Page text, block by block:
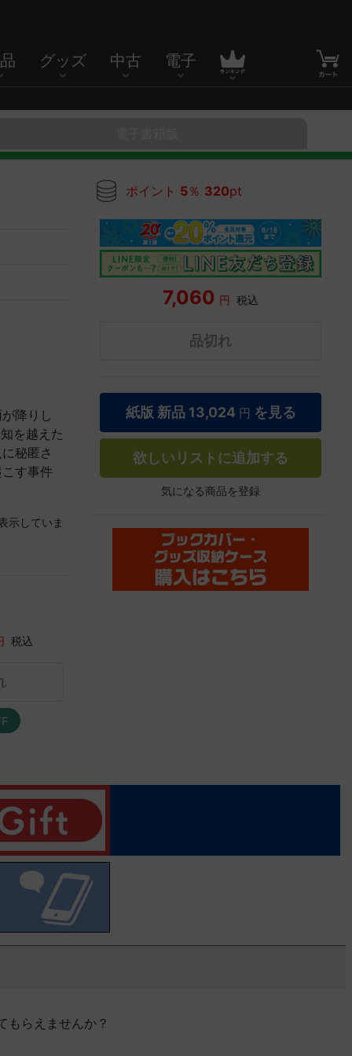
グッズ 中古 電子
降りし
を越えた
秘匿さ
す事件
示していま
税込
ポイント 5％ 320pt
7,060 円 税込
品切れ
紙版 新品 13,024 円 を見る
欲しいリストに追加する
気になる商品を登録
もらえませんか？